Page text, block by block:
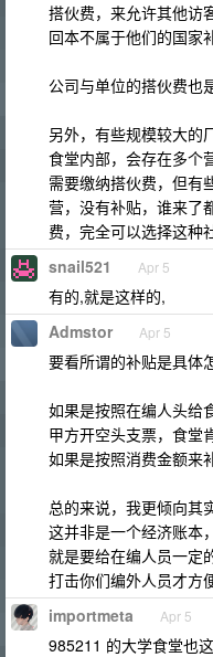
搭伙费，来允许其他访
回本不属于他们的国家
公司与单位的搭伙费也
另外，有些规模较大的
食堂内部，会存在多个
需要缴纳搭伙费，但有
营，没有补贴，谁来了
费，完全可以选择这种
snail521 Apr 5
有的,就是这样的,
Admstor Apr 5
要看所谓的补贴是具体
如果是按照在编人头给
甲方开空头支票，食堂
如果是按照消费金额来
总的来说，我更倾向其
这并非是一个经济账本
就是要给在编人员一定
打击你们编外人员才方
importmeta Apr 5
985211 的大学食堂也